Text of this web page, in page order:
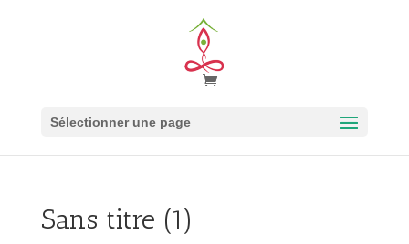
Sélectionner une page
Sans titre (1)